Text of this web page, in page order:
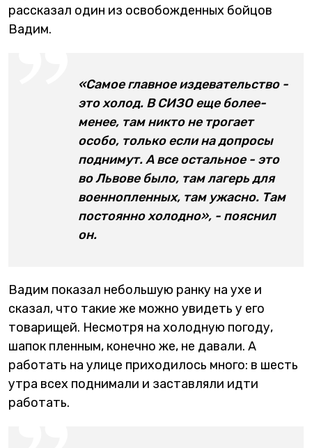
рассказал один из освобожденных бойцов
Вадим.
«Самое главное издевательство -
это холод. В СИЗО еще более-
менее, там никто не трогает
особо, только если на допросы
поднимут. А все остальное - это
во Львове было, там лагерь для
военнопленных, там ужасно. Там
постоянно холодно», - пояснил
он.
Вадим показал небольшую ранку на ухе и
сказал, что такие же можно увидеть у его
товарищей. Несмотря на холодную погоду,
шапок пленным, конечно же, не давали. А
работать на улице приходилось много: в шесть
утра всех поднимали и заставляли идти
работать.